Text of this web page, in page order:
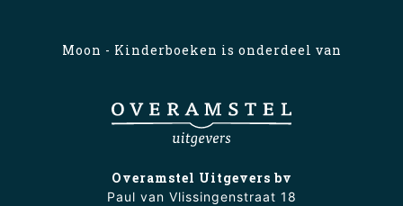
Moon - Kinderboeken is onderdeel van
Overamstel Uitgevers bv
Paul van Vlissingenstraat 18